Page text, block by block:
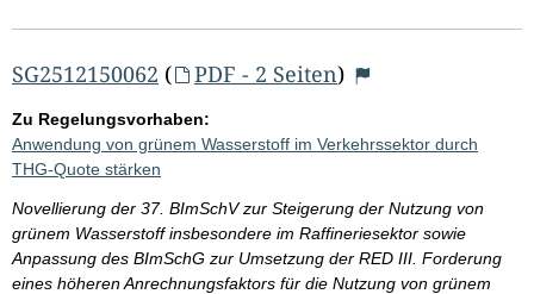
SG2512150062 ( PDF - 2 Seiten)
Zu Regelungsvorhaben:
Anwendung von grünem Wasserstoff im Verkehrssektor durch
THG-Quote stärken
Novellierung der 37. BImSchV zur Steigerung der Nutzung von
grünem Wasserstoff insbesondere im Raffineriesektor sowie
Anpassung des BImSchG zur Umsetzung der RED III. Forderung
eines höheren Anrechnungsfaktors für die Nutzung von grünem